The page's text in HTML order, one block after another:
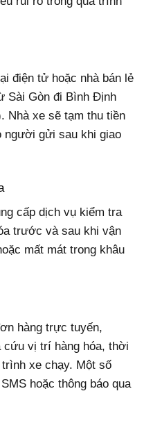
điện tử hoặc nhà bán lẻ
Sài Gòn đi Bình Định
Nhà xe sẽ tạm thu tiền
người gửi sau khi giao
cấp dịch vụ kiểm tra
trước và sau khi vận
mất mát trong khâu
hàng trực tuyến,
cứu vị trí hàng hóa, thời
xe chạy. Một số
hoặc thông báo qua